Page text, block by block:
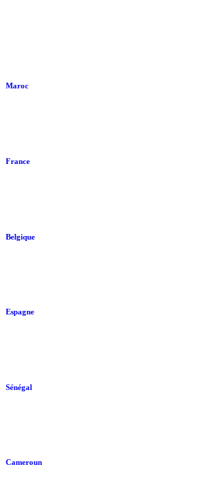
Maroc
France
Belgique
Espagne
Sénégal
Cameroun